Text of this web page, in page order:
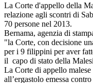
La Corte d'appello della
relazione agli scontri di
70 persone nel 2013.
Bernama, agenzia di
"la Corte, con decisione
per i 9 filippini per aver
il capo di stato della
La Corte di appello
all’ergastolo emessa